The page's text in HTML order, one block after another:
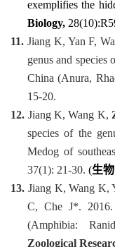
exemplifies the
Biology,
11. Jiang K, Yan F,
genus and species
China (Anura,
15-20.
12. Jiang K, Wang K,
species of the
Medog of
37(1): 21-30. (生物
13. Jiang K, Wang K,
C, Che J*.
(Amphibia:
Zoological